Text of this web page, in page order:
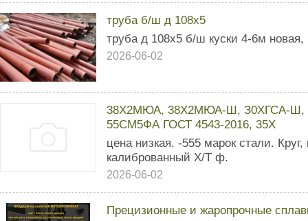
труба б/ш д 108х5
труба д 108х5 б/ш куски 4-6м новая,
2026-06-02
38Х2МЮА, 38Х2МЮА-Ш, З0ХГСА-Ш,
55СМ5ФА ГОСТ 4543-2016, 35Х
цена низкая. -555 марок стали.
калиброванный Х/Т ф.
2026-06-02
Прецизионные и жаропрочные